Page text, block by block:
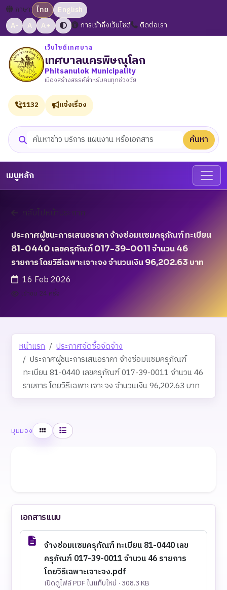
ภาษา: ไทย
English
A-
A A+ การเข้าถึงเว็บไซต์ ติดต่อเรา
เว็บไซต์เทศบาล
เทศบาลนครพิษณุโลก
Phitsanulok Municipality
เมืองสร้างสรรค์สำหรับคนทุกช่วงวัย
ค้นหาเว็บไซต์ ค้นหา
1132 แจ้งเรื่อง
เมนูหลัก
กลับไปหน้าประกาศ
ประกาศผู้ชนะการเสนอราคา จ้างซ่อมแซมครุภัณฑ์ ทะเบียน
81-0440 เลขครุภัณฑ์ 017-39-0011 จำนวน 46
รายการ โดยวิธีเฉพาะเจาะจง จำนวนเงิน 96,202.63 บาท
16 Feb 2026
เข้าชม 24 ครั้ง
หน้าแรก
ประกาศจัดซื้อจัดจ้าง
ประกาศผู้ชนะการเสนอราคา จ้างซ่อมแซมครุภัณฑ์
ทะเบียน 81-0440 เลขครุภัณฑ์ 017-39-0011 จำนวน 46
รายการ โดยวิธีเฉพาะเจาะจง จำนวนเงิน 96,202.63 บาท
มุมมอง ตารางรายการ
เอกสารแนบ
จ้างซ่อมแซมครุภัณฑ์ ทะเบียน 81-0440 เลข
ครุภัณฑ์ 017-39-0011 จำนวน 46 รายการ
โดยวิธีเฉพาะเจาะจง.pdf
เปิดดูไฟล์ PDF ในแท็บใหม่ · 308.3 KB